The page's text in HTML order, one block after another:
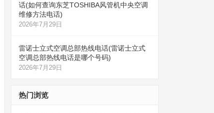
话(如何查询东芝TOSHIBA风管机中央空调
维修方法电话)
2026年7月29日
雷诺士立式空调总部热线电话(雷诺士立式
空调总部热线电话是哪个号码)
2026年7月29日
热门浏览